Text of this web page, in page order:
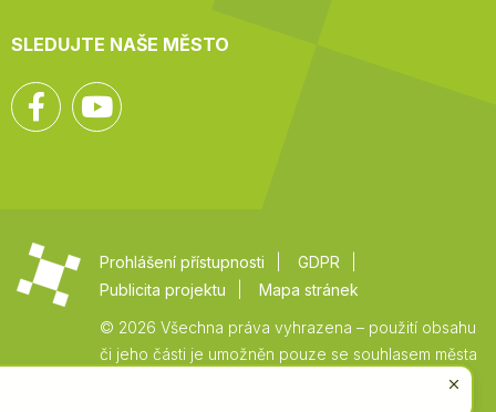
SLEDUJTE NAŠE MĚSTO
Facebook
Prohlášení přístupnosti
GDPR
Publicita projektu
Mapa stránek
© 2026 Všechna práva vyhrazena – použití obsahu
či jeho části je umožněn pouze se souhlasem města